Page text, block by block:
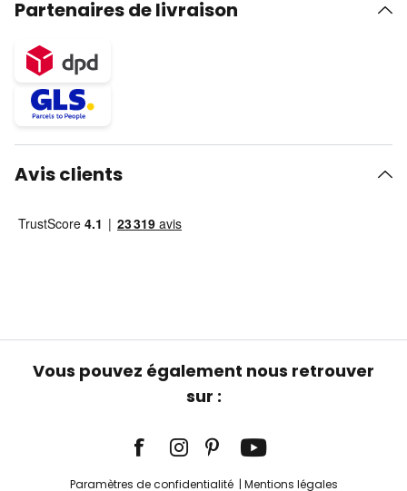
Partenaires de livraison
Avis clients
Vous pouvez également nous retrouver
sur :
Paramètres de confidentialité Mentions légales